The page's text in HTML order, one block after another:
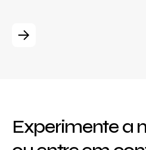
Experimente a